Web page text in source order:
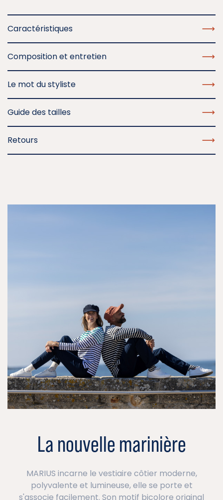
Caractéristiques
Composition et entretien
Le mot du styliste
Guide des tailles
Retours
La nouvelle marinière
MARIUS incarne le vestiaire côtier moderne,
polyvalente et lumineuse, elle se porte et
s'associe facilement. Son motif bicolore original